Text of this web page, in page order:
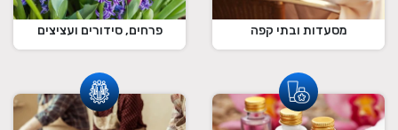
מסעדות ובתי קפה פרחים, סידורים ועציצים